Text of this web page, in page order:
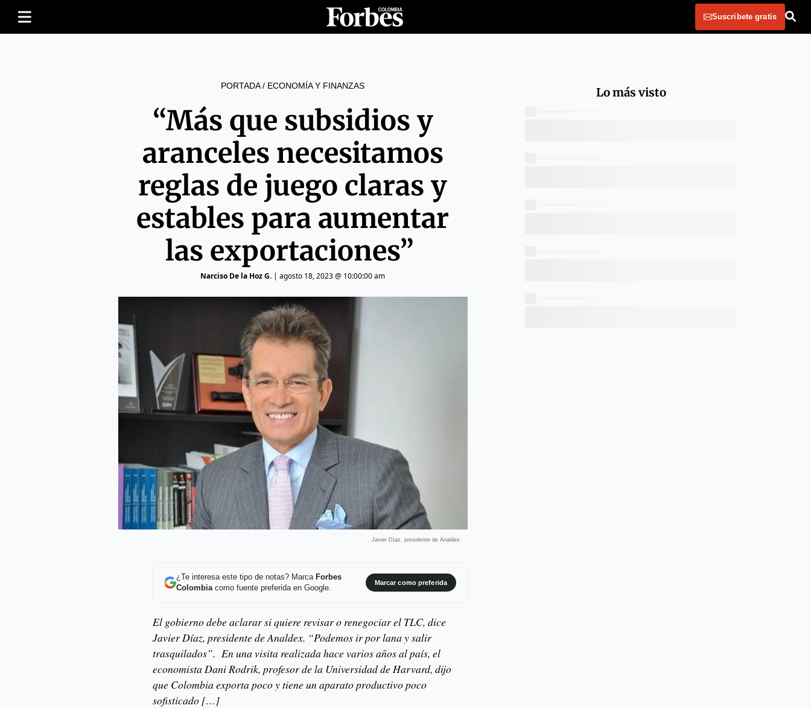
Suscribete gratis
PORTADA/ ECONOMÍA Y FINANZAS
“Más que subsidios y
aranceles necesitamos
reglas de juego claras y
estables para aumentar
las exportaciones”
Narciso De la Hoz G. | agosto 18, 2023 @ 10:00:00 am
Javier Díaz, presidente de Analdex.
¿Te interesa este tipo de notas? Marca Forbes
Colombiacomo fuente preferida en Google.
Marcar como preferida
El gobierno debe aclarar si quiere revisar o renegociar el TLC, dice
Javier Díaz, presidente de Analdex. “Podemos ir por lana y salir
trasquilados”. En una visita realizada hace varios años al país, el
economista Dani Rodrik, profesor de la Universidad de Harvard, dijo
que Colombia exporta poco y tiene un aparato productivo poco
sofisticado […]
Lo más visto